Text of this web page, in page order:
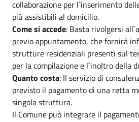
collaborazione per l`inserimento
più assistibili al domicilio.
Come si accede: Basta rivolgersi
previo appuntamento, che fornirà
strutture residenziali presenti sul
per la compilazione e l`inoltro della
Quanto costa: Il servizio di
previsto il pagamento di una retta
singola struttura.
Il Comune può integrare il